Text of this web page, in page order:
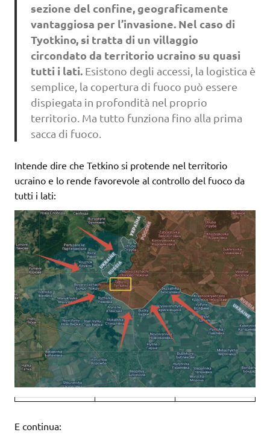
sezione del confine, geograficamente
vantaggiosa per l’invasione. Nel caso di
Tyotkino, si tratta di un villaggio
circondato da territorio ucraino su quasi
tutti i lati.Esistono degli accessi, la logistica è
semplice, la copertura di fuoco può essere
dispiegata in profondità nel proprio
territorio. Ma tutto funziona fino alla prima
sacca di fuoco.
Intende dire che Tetkino si protende nel territorio
ucraino e lo rende favorevole al controllo del fuoco da
tutti i lati:
E continua: